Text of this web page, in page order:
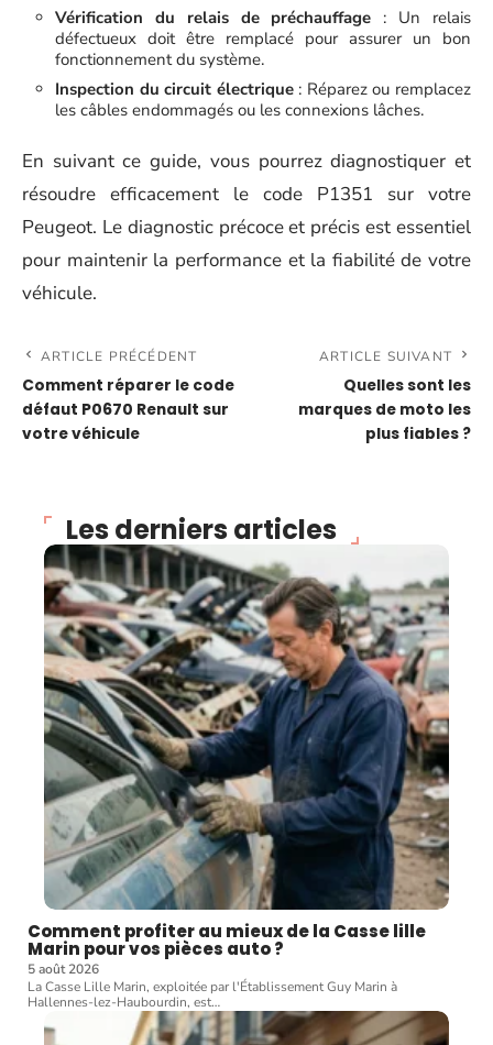
Vérification du relais de préchauffage : Un relais
défectueux doit être remplacé pour assurer un bon
fonctionnement du système.
Inspection du circuit électrique: Réparez ou remplacez
les câbles endommagés ou les connexions lâches.
En suivant ce guide, vous pourrez diagnostiquer et
résoudre efficacement le code P1351 sur votre
Peugeot. Le diagnostic précoce et précis est essentiel
pour maintenir la performance et la fiabilité de votre
véhicule.
ARTICLE PRÉCÉDENT
Comment réparer le code
défaut P0670 Renault sur
votre véhicule
ARTICLE SUIVANT
Quelles sont les
marques de moto les
plus fiables ?
Les derniers articles
Comment profiter au mieux de la Casse lille
Marin pour vos pièces auto ?
5 août 2026
La Casse Lille Marin, exploitée par l'Établissement Guy Marin à
Hallennes-lez-Haubourdin, est…